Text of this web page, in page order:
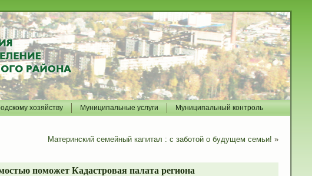
хозяйству Муниципальные услуги Муниципальный контроль
Материнский семейный капитал : с заботой о будущем семьи! »
поможет Кадастровая палата региона